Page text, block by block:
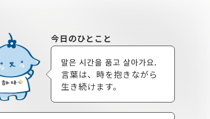
今日のひとこと
말은 시간을 품고 살아가요.
言葉は、時を抱きながら
生き続けます。